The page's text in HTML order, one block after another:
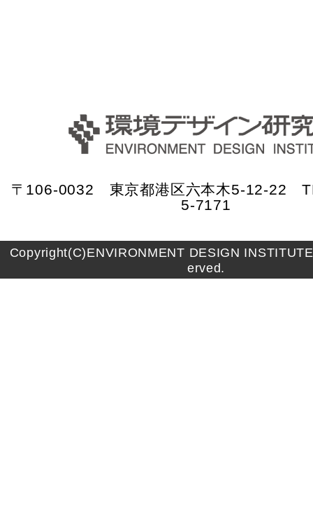
〒106-0032 東京都港区六本木5-12-22
5-7171
Copyright(C)ENVIRONMENT DESIGN
erved.